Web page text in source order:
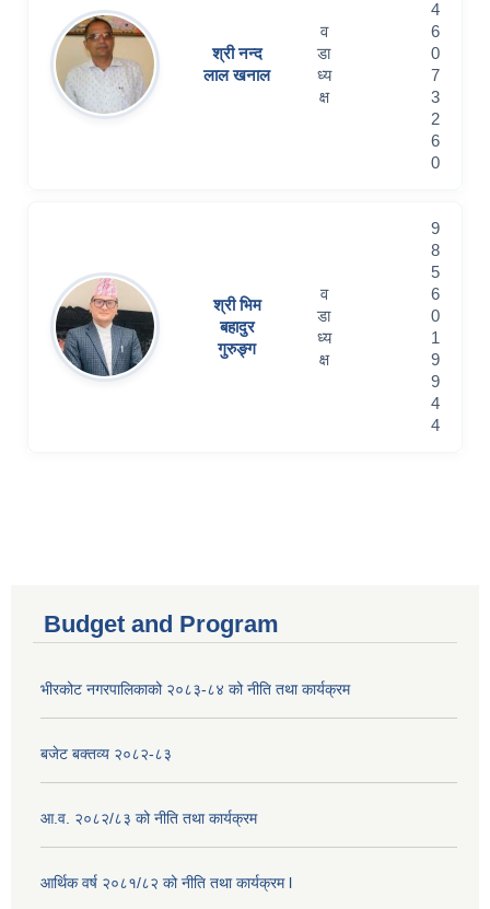
श्री नन्द
लाल खनाल
व
डा
ध्य
क्ष
4
6
0
7
3
2
6
0
श्री भिम
बहादुर
गुरुङ्ग
व
डा
ध्य
क्ष
9
8
5
6
0
1
9
9
4
4
Budget and Program
भीरकोट नगरपालिकाको २०८३-८४ को नीति तथा कार्यक्रम
बजेट बक्तव्य २०८२-८३
आ.व. २०८२/८३ को नीति तथा कार्यक्रम
आर्थिक वर्ष २०८१/८२ को नीति तथा कार्यक्रम l